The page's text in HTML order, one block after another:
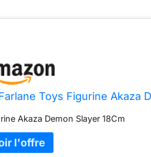
Toys Figurine Akaza
Akaza Demon Slayer 18Cm